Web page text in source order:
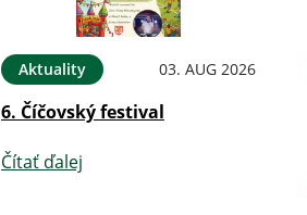
Aktuality 03. AUG 2026
6. Číčovský festival
Čítať ďalej